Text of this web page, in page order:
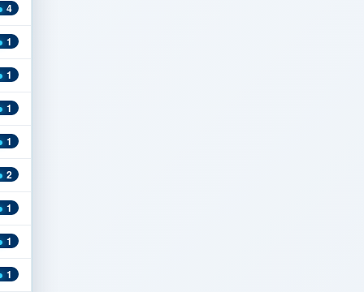
4
1
1
1
1
2
1
1
1